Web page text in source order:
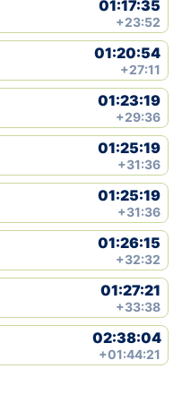
01:17:35
+23:52
01:20:54
+27:11
01:23:19
+29:36
01:25:19
+31:36
01:25:19
+31:36
01:26:15
+32:32
01:27:21
+33:38
02:38:04
+01:44:21